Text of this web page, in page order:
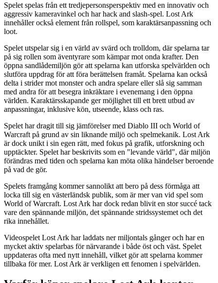
Spelet spelas från ett tredjepersonsperspektiv med en innovativ och
aggressiv kameravinkel och har hack and slash-spel. Lost Ark
innehåller också element från rollspel, som karaktärsanpassning och
loot.
Spelet utspelar sig i en värld av svärd och trolldom, där spelarna tar
på sig rollen som äventyrare som kämpar mot onda krafter. Den
öppna sandlådemiljön gör att spelarna kan utforska spelvärlden och
slutföra uppdrag för att föra berättelsen framåt. Spelarna kan också
delta i strider mot monster och andra spelare eller slå sig samman
med andra för att besegra inkräktare i evenemang i den öppna
världen. Karaktärsskapande ger möjlighet till ett brett utbud av
anpassningar, inklusive kön, utseende, klass och ras.
Spelet har dragit till sig jämförelser med Diablo III och World of
Warcraft på grund av sin liknande miljö och spelmekanik. Lost Ark
är dock unikt i sin egen rätt, med fokus på grafik, utforskning och
upptäckter. Spelet har beskrivits som en "levande värld", där miljön
förändras med tiden och spelarna kan möta olika händelser beroende
på vad de gör.
Spelets framgång kommer sannolikt att bero på dess förmåga att
locka till sig en västerländsk publik, som är mer van vid spel som
World of Warcraft. Lost Ark har dock redan blivit en stor succé tack
vare den spännande miljön, det spännande stridssystemet och det
rika innehållet.
Videospelet Lost Ark har laddats ner miljontals gånger och har en
mycket aktiv spelarbas för närvarande i både öst och väst. Spelet
uppdateras ofta med nytt innehåll, vilket gör att spelarna kommer
tillbaka för mer. Lost Ark är verkligen ett fenomen i spelvärlden.